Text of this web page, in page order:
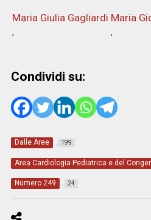
Maria Giulia Gagliardi Maria
Condividi su:
Dalle Aree 199
Area Cardiologia Pediatrica e del
Numero 249 24